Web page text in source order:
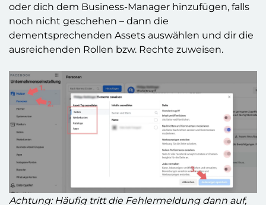
oder dich dem Business-Manager hinzufügen, falls
noch nicht geschehen – dann die
dementsprechenden Assets auswählen und dir die
ausreichenden Rollen bzw. Rechte zuweisen.
Achtung: Häufig tritt die Fehlermeldung dann auf,